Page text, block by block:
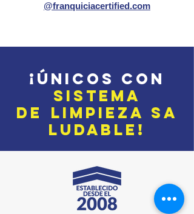
@franquiciacertified.com
¡ÚNICOS con
SISTE MA
DE
LIMPIEZA SA
LUDABLE!